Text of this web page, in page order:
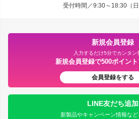
受付時間／9:30～18:30（日
新規会員登録
入力するだけ5分でカンタン
新規会員登録で500ポイン
会員登録をする
LINE友だち追加
新製品やキャンペーン情報など